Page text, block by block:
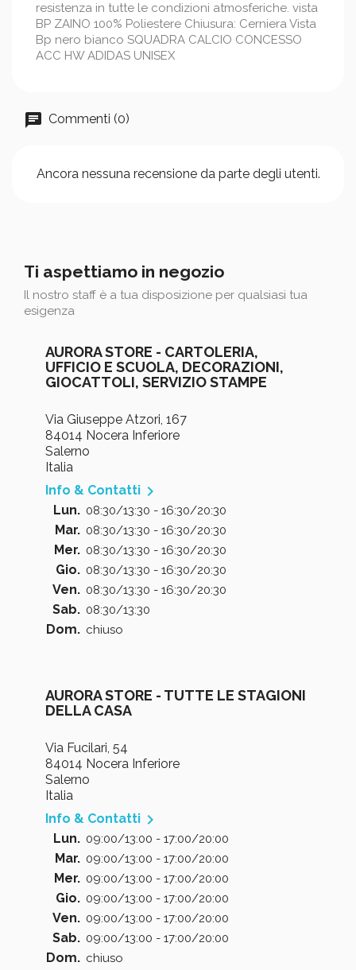
resistenza in tutte le condizioni atmosferiche. vista
BP ZAINO 100% Poliestere Chiusura: Cerniera Vista
Bp nero bianco SQUADRA CALCIO CONCESSO
ACC HW ADIDAS UNISEX
Commenti (0)
Ancora nessuna recensione da parte degli utenti.
Ti aspettiamo in negozio
Il nostro staff è a tua disposizione per qualsiasi tua
esigenza
AURORA STORE - CARTOLERIA,
UFFICIO E SCUOLA, DECORAZIONI,
GIOCATTOLI, SERVIZIO STAMPE
Via Giuseppe Atzori, 167
84014 Nocera Inferiore
Salerno
Italia
Info & Contatti 
Lun. 08:30/13:30 - 16:30/20:30
Mar. 08:30/13:30 - 16:30/20:30
Mer. 08:30/13:30 - 16:30/20:30
Gio. 08:30/13:30 - 16:30/20:30
Ven. 08:30/13:30 - 16:30/20:30
Sab. 08:30/13:30
Dom. chiuso
AURORA STORE - TUTTE LE STAGIONI
DELLA CASA
Via Fucilari, 54
84014 Nocera Inferiore
Salerno
Italia
Info & Contatti 
Lun. 09:00/13:00 - 17:00/20:00
Mar. 09:00/13:00 - 17:00/20:00
Mer. 09:00/13:00 - 17:00/20:00
Gio. 09:00/13:00 - 17:00/20:00
Ven. 09:00/13:00 - 17:00/20:00
Sab. 09:00/13:00 - 17:00/20:00
Dom. chiuso